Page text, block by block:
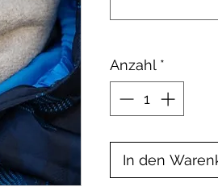
Anzahl *
In den